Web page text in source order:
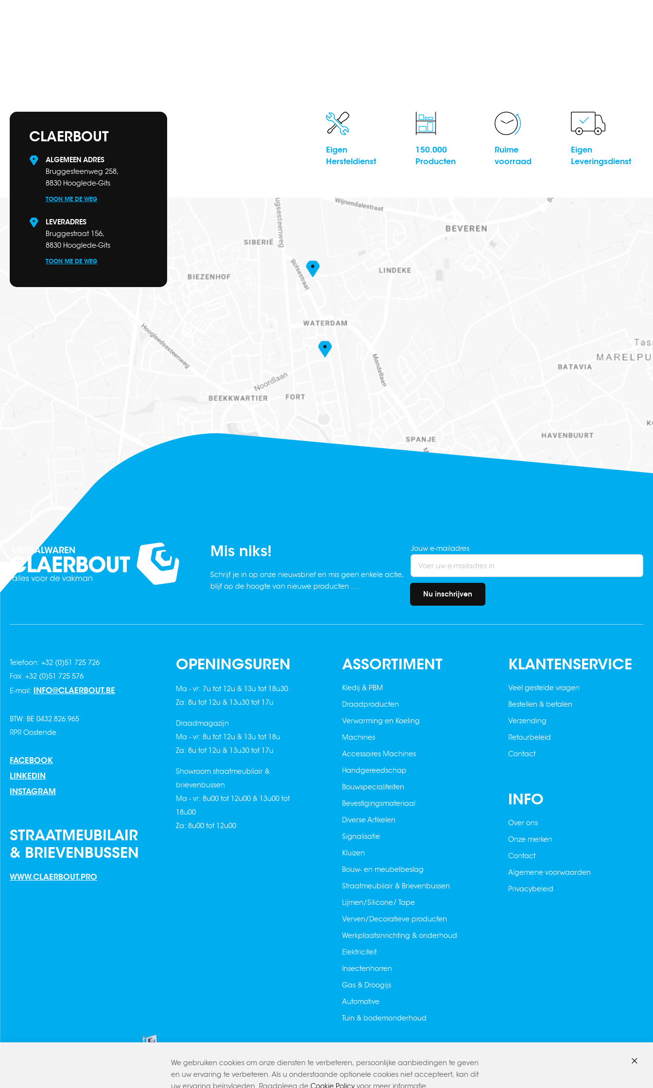
CLAERBOUT
ALGEMEEN ADRES
Bruggesteenweg 258,
8830 Hooglede-Gits
TOON ME DE WEG
LEVERADRES
Bruggestraat 156,
8830 Hooglede-Gits
TOON ME DE WEG
Eigen
Hersteldienst
150.000
Producten
Ruime
voorraad
Eigen
Leveringsdienst
Mis niks!
Schrijf je in op onze nieuwsbrief en mis geen enkele actie,
blijf op de hoogte van nieuwe producten ….
Jouw e-mailadres
Nu inschrijven
Telefoon: +32 (0)51 725 726
Fax: +32 (0)51 725 576
E-mail: INFO@CLAERBOUT.BE
BTW: BE 0432.826.965
RPR Oostende
FACEBOOK
LINKEDIN
INSTAGRAM
STRAATMEUBILAIR
& BRIEVENBUSSEN
WWW.CLAERBOUT.PRO
OPENINGSUREN
Ma - vr: 7u tot 12u & 13u tot 18u30
Za: 8u tot 12u & 13u30 tot 17u
Draadmagazijn
Ma - vr: 8u tot 12u & 13u tot 18u
Za: 8u tot 12u & 13u30 tot 17u
Showroom straatmeubilair &
brievenbussen
Ma - vr: 8u00 tot 12u00 & 13u00 tot
18u00
Za: 8u00 tot 12u00
ASSORTIMENT
Kledij & PBM
Draadproducten
Verwarming en Koeling
Machines
Accessoires Machines
Handgereedschap
Bouwspecialiteiten
Bevestigingsmateriaal
Diverse Artikelen
Signalisatie
Kluizen
Bouw- en meubelbeslag
Straatmeubilair & Brievenbussen
Lijmen/Silicone/ Tape
Verven/Decoratieve producten
Werkplaatsinrichting & onderhoud
Elektriciteit
Insectenhorren
Gas & Droogijs
Automotive
Tuin & bodemonderhoud
KLANTENSERVICE
Veel gestelde vragen
Bestellen & betalen
Verzending
Retourbeleid
Contact
INFO
Over ons
Onze merken
Contact
Algemene voorwaarden
Privacybeleid
We gebruiken cookies om onze diensten te verbeteren, persoonlijke aanbiedingen te geven
en uw ervaring te verbeteren. Als u onderstaande optionele cookies niet accepteert, kan dit
uw ervaring beïnvloeden. Raadpleeg de Cookie Policy voor meer informatie.